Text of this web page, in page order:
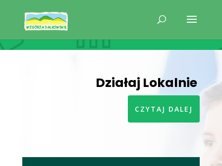
Działaj Lokalnie
CZYTAJ DALEJ